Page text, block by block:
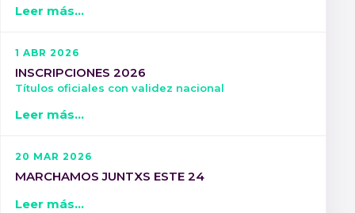
Leer más...
1 ABR 2026
INSCRIPCIONES 2026
Títulos oficiales con validez nacional
Leer más...
20 MAR 2026
MARCHAMOS JUNTXS ESTE 24
Leer más...